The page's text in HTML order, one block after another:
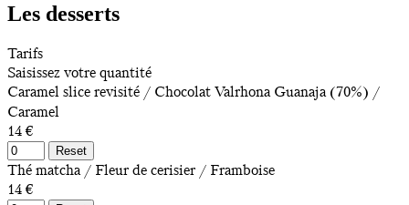
Les desserts
Tarifs
Saisissez votre quantité
Caramel slice revisité / Chocolat Valrhona Guanaja (70%) /
Caramel
14 €
Reset
Thé matcha / Fleur de cerisier / Framboise
14 €